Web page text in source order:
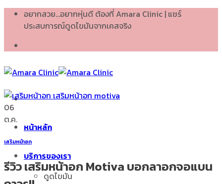
Skip อยากสวย...อยากหุ่นดี ต้องที่ Amara Clinic | แชร์
ประสบการณ์ดูดไขมันจากเคสจริง
หน้าหลัก
บริการของเรา
ดูดไขมัน
06
ต.ค.
เสริมหน้าอก
รีวิว เสริมหน้าอก Motiva บอกลาอกจอแบน